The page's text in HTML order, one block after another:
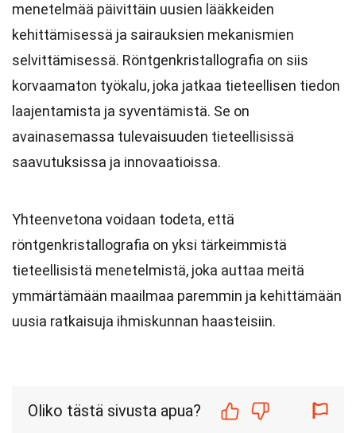
menetelmää päivittäin uusien lääkkeiden
kehittämisessä ja sairauksien mekanismien
selvittämisessä. Röntgenkristallografia on siis
korvaamaton työkalu, joka jatkaa tieteellisen tiedon
laajentamista ja syventämistä. Se on
avainasemassa tulevaisuuden tieteellisissä
saavutuksissa ja innovaatioissa.
Yhteenvetona voidaan todeta, että
röntgenkristallografia on yksi tärkeimmistä
tieteellisistä menetelmistä, joka auttaa meitä
ymmärtämään maailmaa paremmin ja kehittämään
uusia ratkaisuja ihmiskunnan haasteisiin.
Oliko tästä sivusta apua?